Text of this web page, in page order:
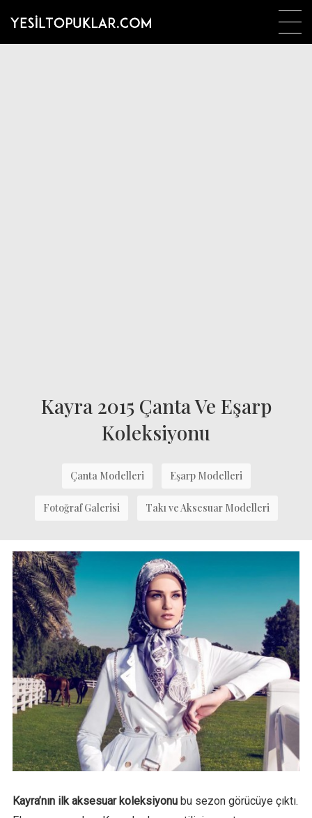
Kayra 2015 Çanta Ve Eşarp
Koleksiyonu
Çanta Modelleri Eşarp Modelleri
Fotoğraf Galerisi Takı ve Aksesuar Modelleri
Kayra’nın ilk aksesuar koleksiyonubu sezon görücüye çıktı.